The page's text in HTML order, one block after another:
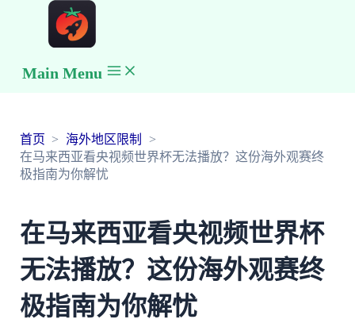
Main Menu
首页
海外地区限制
在马来西亚看央视频世界杯无法播放？这份海外观赛终
极指南为你解忧
在马来西亚看央视频世界杯
无法播放？这份海外观赛终
极指南为你解忧